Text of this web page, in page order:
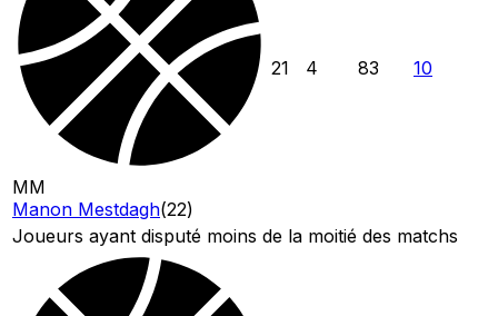
MM
Manon Mestdagh(22)
21 4 83 10
Joueurs ayant disputé moins de la moitié des matchs